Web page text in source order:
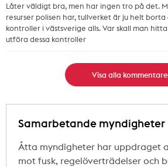
Låter väldigt bra, men har ingen tro på det.
resurser polisen har, tullverket är ju helt borta
kontroller i västsverige alls. Var skall man
utföra dessa kontroller
Visa alla
Samarbetande myndigheter
Åtta myndigheter har uppdraget
mot fusk, regelöverträdelser och